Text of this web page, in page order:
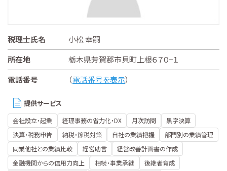
税理士氏名
小松 幸嗣
所在地
栃木県芳賀郡市貝町上根６７０−１
電話番号
（電話番号を表示）
提供サービス
会社設立・起業 経理事務の省力化・DX 月次訪問
黒字決算
決算・税務申告
納税・節税対策 自社の業績把握
部門別の業績管理
同業他社との業績比較
経営助言
経営改善計画書の作成
金融機関からの信用力向上
相続・事業承継
後継者育成